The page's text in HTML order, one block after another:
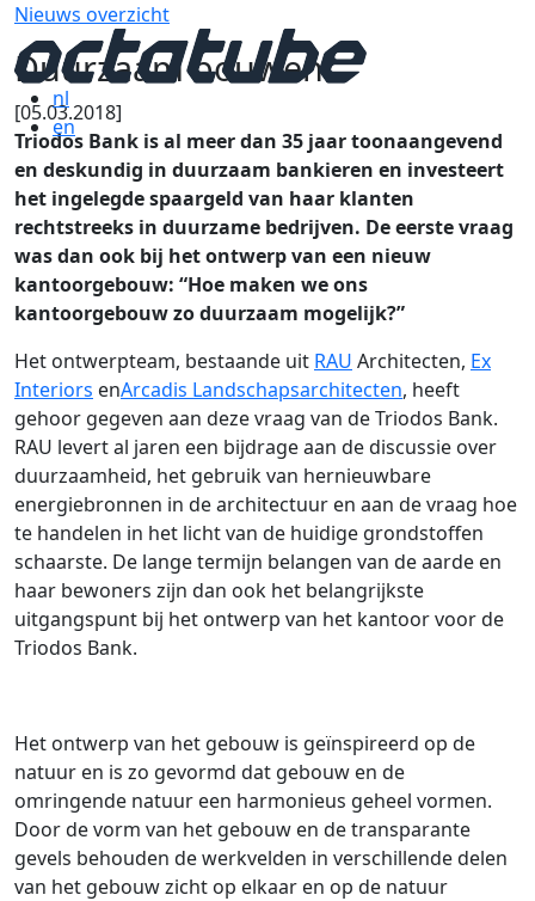
nl
en
Nieuws overzicht
Duurzaam bouwen
[05.03.2018]
Triodos Bank is al meer dan 35 jaar toonaangevend
en deskundig in duurzaam bankieren en investeert
het ingelegde spaargeld van haar klanten
rechtstreeks in duurzame bedrijven. De eerste vraag
was dan ook bij het ontwerp van een nieuw
kantoorgebouw: “Hoe maken we ons
kantoorgebouw zo duurzaam mogelijk?”
Het ontwerpteam, bestaande uit RAU Architecten, Ex
Interiors enArcadis Landschapsarchitecten, heeft
gehoor gegeven aan deze vraag van de Triodos Bank.
RAU levert al jaren een bijdrage aan de discussie over
duurzaamheid, het gebruik van hernieuwbare
energiebronnen in de architectuur en aan de vraag hoe
te handelen in het licht van de huidige grondstoffen
schaarste. De lange termijn belangen van de aarde en
haar bewoners zijn dan ook het belangrijkste
uitgangspunt bij het ontwerp van het kantoor voor de
Triodos Bank.
Het ontwerp van het gebouw is geïnspireerd op de
natuur en is zo gevormd dat gebouw en de
omringende natuur een harmonieus geheel vormen.
Door de vorm van het gebouw en de transparante
gevels behouden de werkvelden in verschillende delen
van het gebouw zicht op elkaar en op de natuur